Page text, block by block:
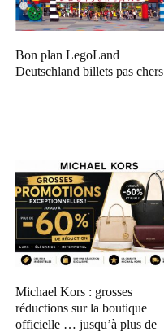
Bon plan LegoLand
Deutschland billets pas chers
Michael Kors : grosses
réductions sur la boutique
officielle … jusqu’à plus de